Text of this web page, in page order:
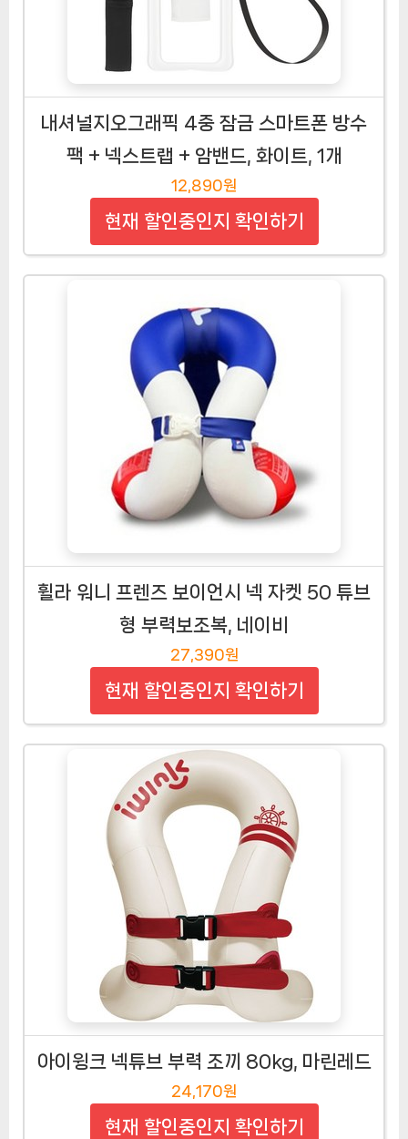
내셔널지오그래픽 4중 잠금 스마트폰 방수
팩 + 넥스트랩 + 암밴드, 화이트, 1개
12,890원
현재 할인중인지 확인하기
휠라 워니 프렌즈 보이언시 넥 자켓 50 튜브
형 부력보조복, 네이비
27,390원
현재 할인중인지 확인하기
아이윙크 넥튜브 부력 조끼 80kg, 마린레드
24,170원
현재 할인중인지 확인하기